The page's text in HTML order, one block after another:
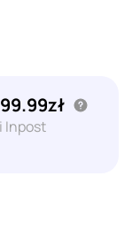
Inpost